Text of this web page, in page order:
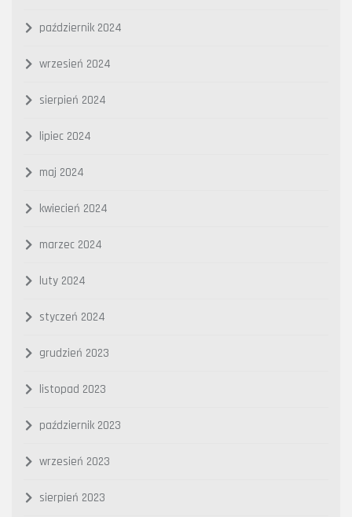
październik 2024
wrzesień 2024
sierpień 2024
lipiec 2024
maj 2024
kwiecień 2024
marzec 2024
luty 2024
styczeń 2024
grudzień 2023
listopad 2023
październik 2023
wrzesień 2023
sierpień 2023